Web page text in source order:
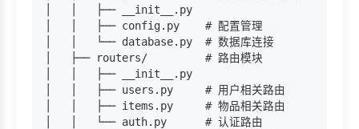
│   │   ├── __init__.py
│   │   ├── config.py    # 配置管理
│   │   └── database.py  # 数据库连接
│   ├── routers/         # 路由模块
│   │   ├── __init__.py
│   │   ├── users.py     # 用户相关路由
│   │   ├── items.py     # 物品相关路由
│   │   └── auth.py      # 认证路由